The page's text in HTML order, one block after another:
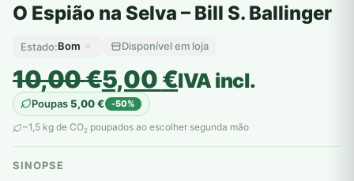
O Espião na Selva – Bill S. Ballinger
Estado:Bom Disponível em loja
10,00€
O
preço
original
era:
5,00€
O
preço
atual
é:
IVA incl.
Poupas5,00€ -50%
~1,5 kg de CO2 poupados ao escolher segunda mão
SINOPSE
plantar árvores reais